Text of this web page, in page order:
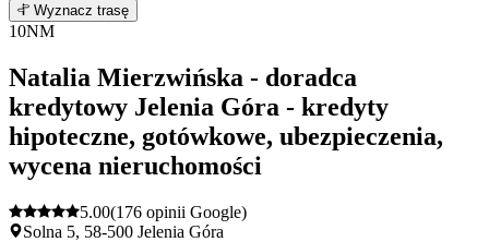
+
Wyznacz trasę
10NM
Natalia Mierzwińska - doradca
kredytowy Jelenia Góra - kredyty
hipoteczne, gotówkowe, ubezpieczenia,
wycena nieruchomości
5.00(176 opinii Google)
Solna 5, 58-500 Jelenia Góra